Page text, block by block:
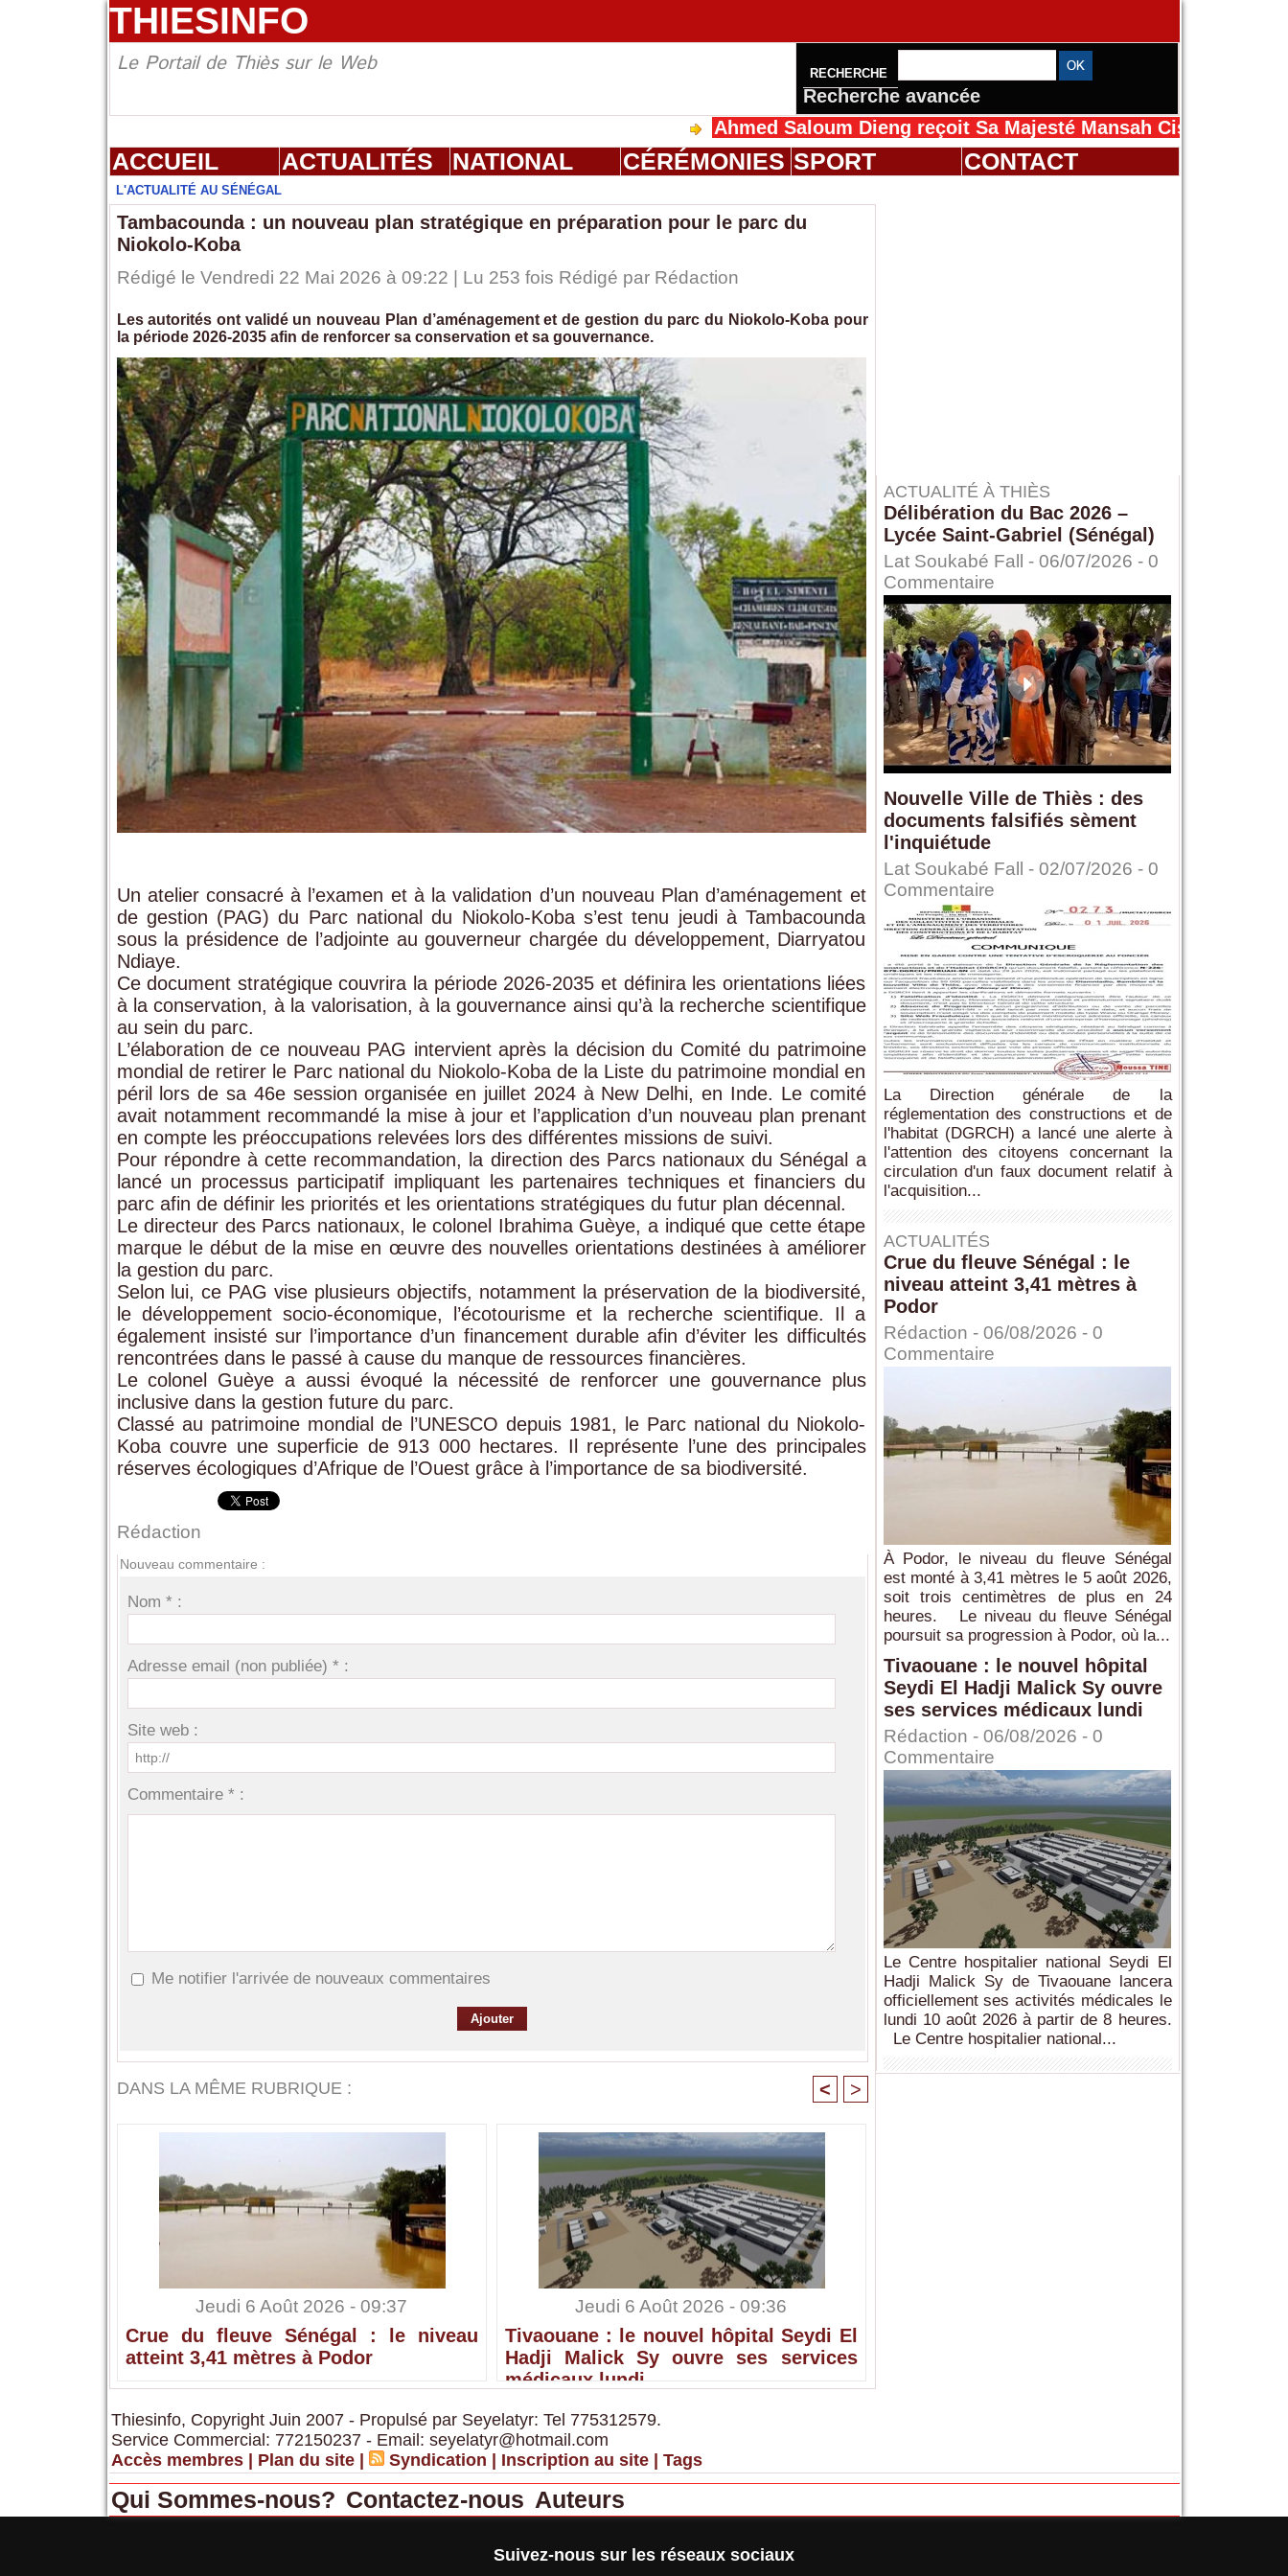
THIESINFO
Le Portail de Thiès sur le Web RECHERCHE
Recherche avancée
Ahmed Saloum Dieng reçoit Sa Majesté Mansah Cissé au Sénégal
ACCUEIL ACTUALITÉS NATIONAL CÉRÉMONIES SPORT CONTACT
L'ACTUALITÉ AU SÉNÉGAL
Tambacounda : un nouveau plan stratégique en préparation pour le parc du
Niokolo-Koba
Rédigé le Vendredi 22 Mai 2026 à 09:22 | Lu 253 fois Rédigé par Rédaction
Les autorités ont validé un nouveau Plan d’aménagement et de gestion du parc du Niokolo-Koba pour
la période 2026-2035 afin de renforcer sa conservation et sa gouvernance.
Un atelier consacré à l’examen et à la validation d’un nouveau Plan d’aménagement et
de gestion (PAG) du Parc national du Niokolo-Koba s’est tenu jeudi à Tambacounda
sous la présidence de l’adjointe au gouverneur chargée du développement, Diarryatou
Ndiaye.
Ce document stratégique couvrira la période 2026-2035 et définira les orientations liées
à la conservation, à la valorisation, à la gouvernance ainsi qu’à la recherche scientifique
au sein du parc.
L’élaboration de ce nouveau PAG intervient après la décision du Comité du patrimoine
mondial de retirer le Parc national du Niokolo-Koba de la Liste du patrimoine mondial en
péril lors de sa 46e session organisée en juillet 2024 à New Delhi, en Inde. Le comité
avait notamment recommandé la mise à jour et l’application d’un nouveau plan prenant
en compte les préoccupations relevées lors des différentes missions de suivi.
Pour répondre à cette recommandation, la direction des Parcs nationaux du Sénégal a
lancé un processus participatif impliquant les partenaires techniques et financiers du
parc afin de définir les priorités et les orientations stratégiques du futur plan décennal.
Le directeur des Parcs nationaux, le colonel Ibrahima Guèye, a indiqué que cette étape
marque le début de la mise en œuvre des nouvelles orientations destinées à améliorer
la gestion du parc.
Selon lui, ce PAG vise plusieurs objectifs, notamment la préservation de la biodiversité,
le développement socio-économique, l’écotourisme et la recherche scientifique. Il a
également insisté sur l’importance d’un financement durable afin d’éviter les difficultés
rencontrées dans le passé à cause du manque de ressources financières.
Le colonel Guèye a aussi évoqué la nécessité de renforcer une gouvernance plus
inclusive dans la gestion future du parc.
Classé au patrimoine mondial de l’UNESCO depuis 1981, le Parc national du Niokolo-
Koba couvre une superficie de 913 000 hectares. Il représente l’une des principales
réserves écologiques d’Afrique de l’Ouest grâce à l’importance de sa biodiversité.
Rédaction
Nouveau commentaire :
Nom * :
Adresse email (non publiée) * :
Site web :
Commentaire * :
Me notifier l'arrivée de nouveaux commentaires
DANS LA MÊME RUBRIQUE : < >
Jeudi 6 Août 2026 - 09:37
Crue du fleuve Sénégal : le niveau
atteint 3,41 mètres à Podor
Jeudi 6 Août 2026 - 09:36
Tivaouane : le nouvel hôpital Seydi El
Hadji Malick Sy ouvre ses services
médicaux lundi
ACTUALITÉ À THIÈS
Délibération du Bac 2026 –
Lycée Saint-Gabriel (Sénégal)
Lat Soukabé Fall - 06/07/2026 - 0
Commentaire
Nouvelle Ville de Thiès : des
documents falsifiés sèment
l'inquiétude
Lat Soukabé Fall - 02/07/2026 - 0
Commentaire
La Direction générale de la
réglementation des constructions et de
l'habitat (DGRCH) a lancé une alerte à
l'attention des citoyens concernant la
circulation d'un faux document relatif à
l'acquisition...
ACTUALITÉS
Crue du fleuve Sénégal : le
niveau atteint 3,41 mètres à
Podor
Rédaction - 06/08/2026 - 0
Commentaire
À Podor, le niveau du fleuve Sénégal
est monté à 3,41 mètres le 5 août 2026,
soit trois centimètres de plus en 24
heures. Le niveau du fleuve Sénégal
poursuit sa progression à Podor, où la...
Tivaouane : le nouvel hôpital
Seydi El Hadji Malick Sy ouvre
ses services médicaux lundi
Rédaction - 06/08/2026 - 0
Commentaire
Le Centre hospitalier national Seydi El
Hadji Malick Sy de Tivaouane lancera
officiellement ses activités médicales le
lundi 10 août 2026 à partir de 8 heures.
Le Centre hospitalier national...
Thiesinfo, Copyright Juin 2007 - Propulsé par Seyelatyr: Tel 775312579.
Service Commercial: 772150237 - Email: seyelatyr@hotmail.com
Accès membres
Plan du site Syndication Inscription au site Tags
Qui Sommes-nous? Contactez-nous Auteurs
Suivez-nous sur les réseaux sociaux